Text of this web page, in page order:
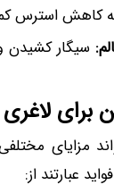
کاهش استرس
سیگار کشیدن
مزایای
عبارتند از: